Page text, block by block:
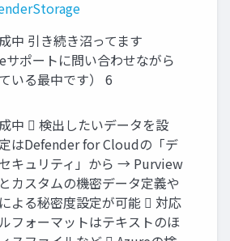
中 引き続き沼ってます
サポートに問い合わせながら
いる最中です） 6
中  検出したいデータを設
はDefender for Cloudの「デ
キュリティ」から → Purview
カスタムの機密データ定義や
よる秘密度設定が可能  対応
フォーマットはテキストのほ